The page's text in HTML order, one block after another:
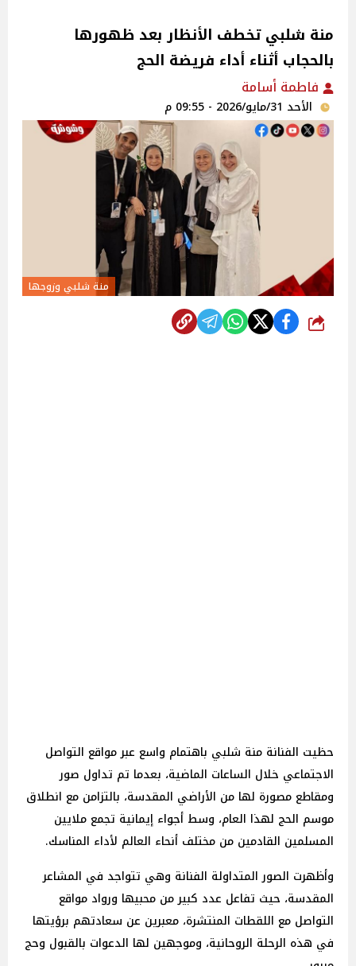
منة شلبي تخطف الأنظار بعد ظهورها
بالحجاب أثناء أداء فريضة الحج
فاطمة أسامة
الأحد 31/مايو/2026 - 09:55 م
منة شلبي وزوجها
شارك
حظيت الفنانة منة شلبي باهتمام واسع عبر مواقع التواصل
الاجتماعي خلال الساعات الماضية، بعدما تم تداول صور
ومقاطع مصورة لها من الأراضي المقدسة، بالتزامن مع انطلاق
موسم الحج لهذا العام، وسط أجواء إيمانية تجمع ملايين
المسلمين القادمين من مختلف أنحاء العالم لأداء المناسك.
وأظهرت الصور المتداولة الفنانة وهي تتواجد في المشاعر
المقدسة، حيث تفاعل عدد كبير من محبيها ورواد مواقع
التواصل مع اللقطات المنتشرة، معبرين عن سعادتهم برؤيتها
في هذه الرحلة الروحانية، وموجهين لها الدعوات بالقبول وحج